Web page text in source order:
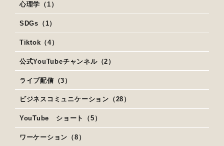
心理学（1）
SDGs（1）
Tiktok（4）
公式YouTubeチャンネル（2）
ライブ配信（3）
ビジネスコミュニケーション（28）
YouTube ショート（5）
ワーケーション（8）